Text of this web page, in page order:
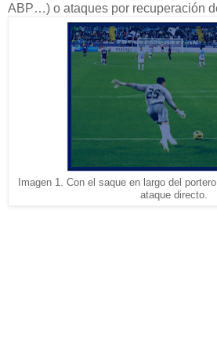
ABP…) o ataques por recuperación
Imagen 1. Con el saque en largo del
ataque directo.